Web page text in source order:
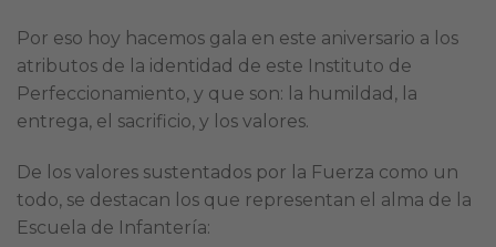
Por eso hoy hacemos gala en este aniversario a los
atributos de la identidad de este Instituto de
Perfeccionamiento, y que son: la humildad, la
entrega, el sacrificio, y los valores.
De los valores sustentados por la Fuerza como un
todo, se destacan los que representan el alma de la
Escuela de Infantería: